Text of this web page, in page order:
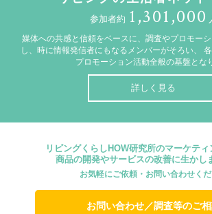
参加者約 1,301,000
媒体への共感と信頼をベースに、調査やプロモー
し、時に情報発信者にもなるメンバーがそろい、
プロモーション活動全般の基盤とな
詳しく見る
リビングくらしHOW研究所のマーケテ
商品の開発やサービスの改善に生かし
お気軽にご依頼・お問い合わせく
お問い合わせ／調査等のご